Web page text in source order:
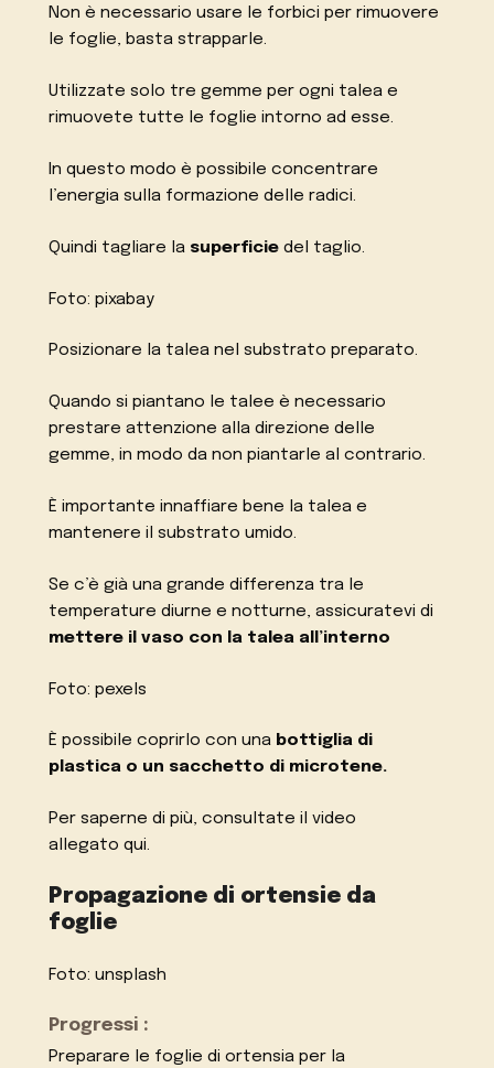
Non è necessario usare le forbici per rimuovere
le foglie, basta strapparle.
Utilizzate solo tre gemme per ogni talea e
rimuovete tutte le foglie intorno ad esse.
In questo modo è possibile concentrare
l’energia sulla formazione delle radici.
Quindi tagliare la superficie del taglio.
Foto: pixabay
Posizionare la talea nel substrato preparato.
Quando si piantano le talee è necessario
prestare attenzione alla direzione delle
gemme, in modo da non piantarle al contrario.
È importante innaffiare bene la talea e
mantenere il substrato umido.
Se c’è già una grande differenza tra le
temperature diurne e notturne, assicuratevi di
mettere il vaso con la talea all’interno
Foto: pexels
È possibile coprirlo con una bottiglia di
plastica o un sacchetto di microtene.
Per saperne di più, consultate il video
allegatoqui.
Propagazione di ortensie da
foglie
Foto: unsplash
Progressi :
Preparare le foglie di ortensia per la